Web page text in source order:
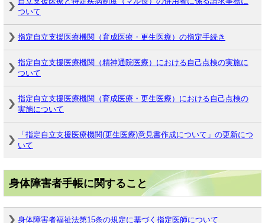
ついて
指定自立支援医療機関（育成医療・更生医療）の指定手続き
指定自立支援医療機関（精神通院医療）における自己点検の実施に
ついて
指定自立支援医療機関（育成医療・更生医療）における自己点検の
実施について
「指定自立支援医療機関(更生医療)意見書作成について」の更新につ
いて
身体障害者手帳に関すること
身体障害者福祉法第15条の規定に基づく指定医師について